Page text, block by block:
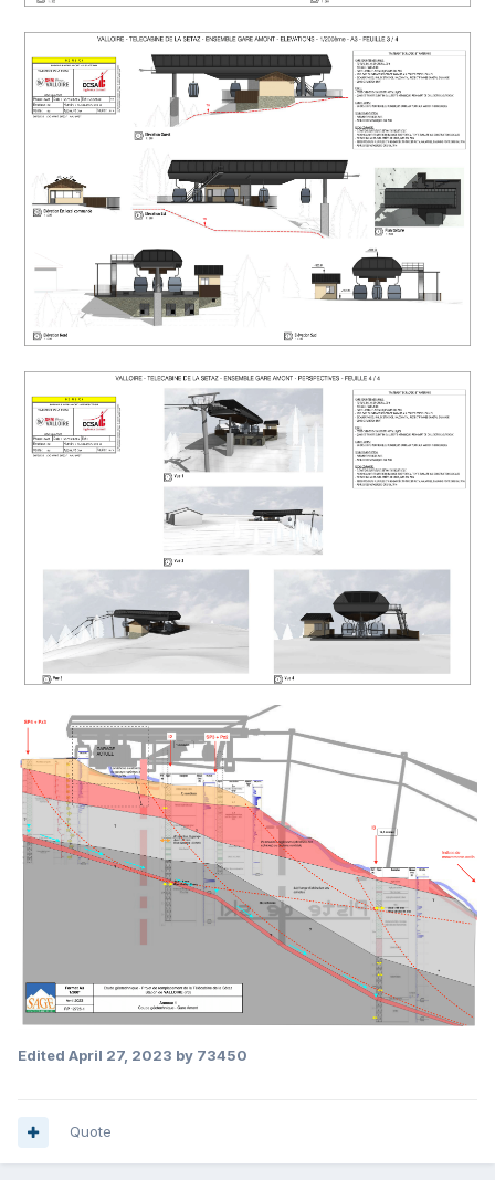
Edited April 27, 2023 by 73450
Quote